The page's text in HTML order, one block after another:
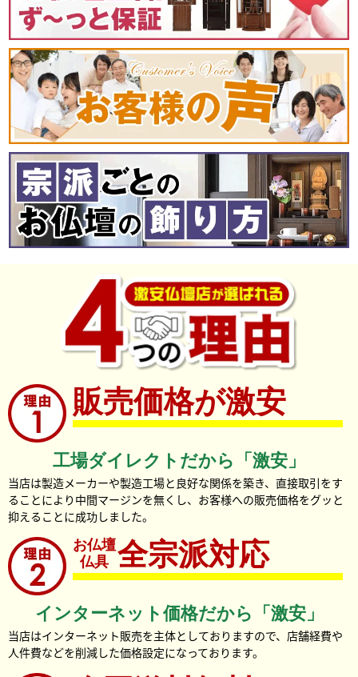
販売価格が激安
工場ダイレクトだから「激安」
当店は製造メーカーや製造工場と良好な関係を築き、直接取引をす
ることにより中間マージンを無くし、お客様への販売価格をグッと
抑えることに成功しました。
お仏壇
仏具 全宗派対応
インターネット価格だから「激安」
当店はインターネット販売を主体としておりますので、店舗経費や
人件費などを削減した価格設定になっております。